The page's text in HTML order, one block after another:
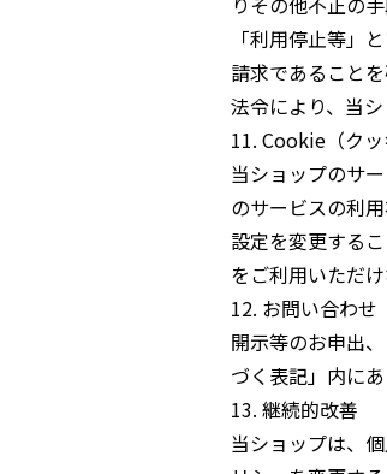
「利用停止等」
請求であること
法令により、当
11. Cookie（ク
当ショップのサ
のサービスの利
設定を変更する
をご利用いただ
12. お問い合わせ
開示等のお申出
づく表記」内に
13. 継続的改善
当ショップは、